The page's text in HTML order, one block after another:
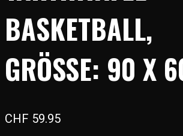
BASKETBALL,
GRÖSSE: 90 X
CHF 59.95